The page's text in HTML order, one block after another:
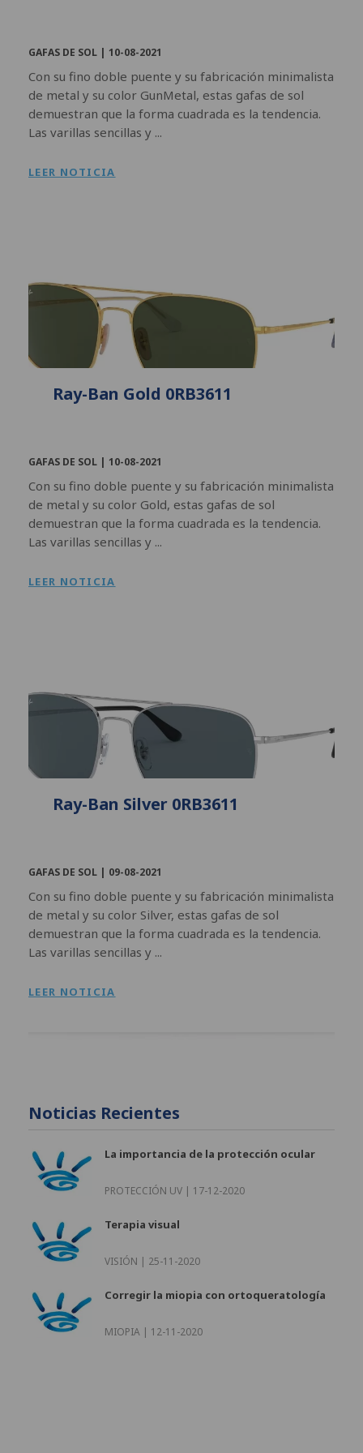
GAFAS DE SOL | 10-08-2021
Con su fino doble puente y su fabricación minimalista
de metal y su color GunMetal, estas gafas de sol
demuestran que la forma cuadrada es la tendencia.
Las varillas sencillas y ...
LEER NOTICIA
Ray-Ban Gold 0RB3611
GAFAS DE SOL | 10-08-2021
Con su fino doble puente y su fabricación minimalista
de metal y su color Gold, estas gafas de sol
demuestran que la forma cuadrada es la tendencia.
Las varillas sencillas y ...
LEER NOTICIA
Ray-Ban Silver 0RB3611
GAFAS DE SOL | 09-08-2021
Con su fino doble puente y su fabricación minimalista
de metal y su color Silver, estas gafas de sol
demuestran que la forma cuadrada es la tendencia.
Las varillas sencillas y ...
LEER NOTICIA
Noticias Recientes
La importancia de la protección ocular
PROTECCIÓN UV | 17-12-2020
Terapia visual
VISIÓN | 25-11-2020
Corregir la miopia con ortoqueratología
MIOPIA | 12-11-2020